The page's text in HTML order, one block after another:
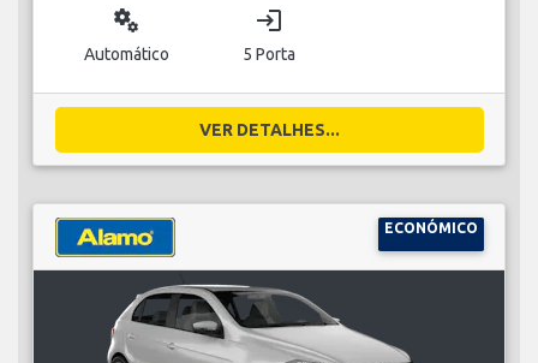
miscellaneous_services
Automático
login
5 Porta
VER DETALHES...
ECONÓMICO